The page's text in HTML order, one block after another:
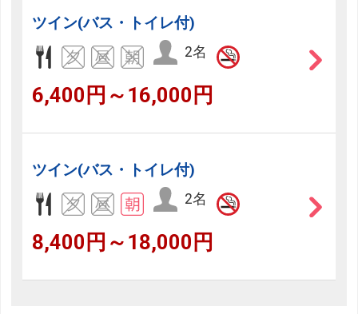
ツイン(バス・トイレ付)
2名
6,400円～16,000円
ツイン(バス・トイレ付)
2名
8,400円～18,000円